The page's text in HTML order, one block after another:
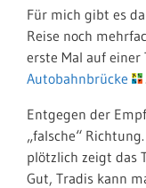
Für mich gibt es
Reise noch
erste Mal auf einer
Autobahnbrücke
Entgegen der
„falsche“
plötzlich zeigt das
Gut, Tradis kann